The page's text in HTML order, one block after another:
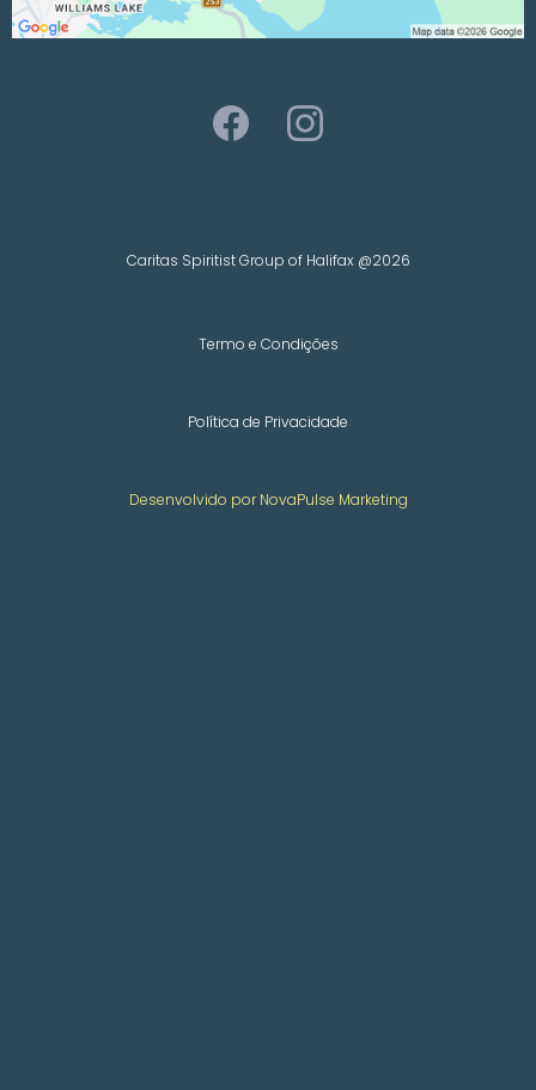
Caritas Spiritist Group of Halifax @2026
Termo e Condições
Política de Privacidade
Desenvolvido por NovaPulse Marketing